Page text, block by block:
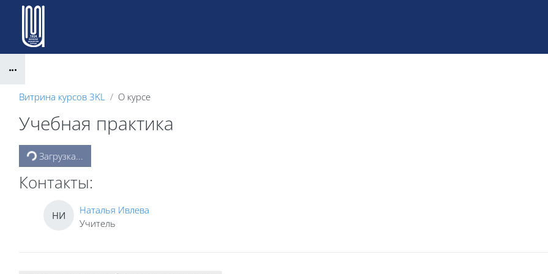
Перейти к основному содержанию
Блоки
Витрина курсов 3KL О курсе
Учебная практика
Блоки
Загрузка...
Контакты:
НИ
Наталья Ивлева
Учитель